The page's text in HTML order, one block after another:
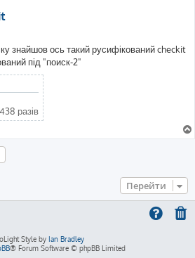
знайшов ось такий русифікований checkit
під "поиск-2"
разів
Перейти
Style by Ian Bradley
® Forum Software © phpBB Limited